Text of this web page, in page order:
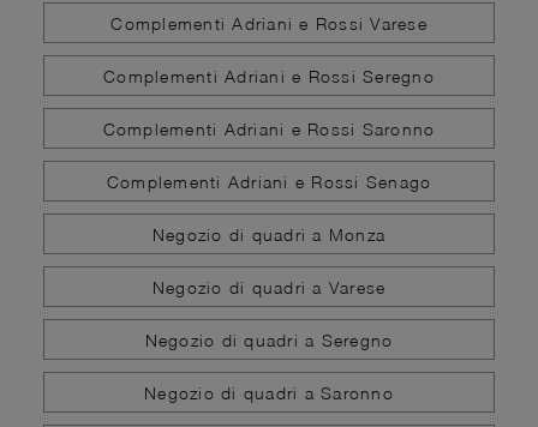
Complementi Adriani e Rossi Varese
Complementi Adriani e Rossi Seregno
Complementi Adriani e Rossi Saronno
Complementi Adriani e Rossi Senago
Negozio di quadri a Monza
Negozio di quadri a Varese
Negozio di quadri a Seregno
Negozio di quadri a Saronno